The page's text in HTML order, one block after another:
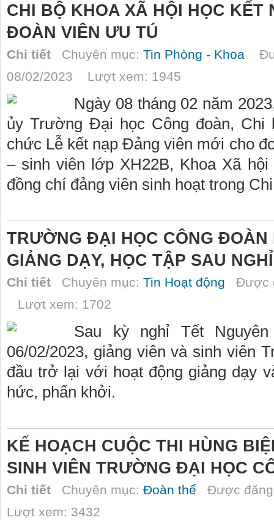
CHI BỘ KHOA XÃ HỘI HỌC KẾT
ĐOÀN VIÊN ƯU TÚ
Chi tiết Chuyên mục: Tin Phòng - Khoa
08/02/2023 Lượt xem: 1945
Ngày 08 tháng 02 năm
ủy Trường Đại học Công đoàn, Chi
chức Lễ kết nạp Đảng viên mới cho
– sinh viên lớp XH22B, Khoa Xã
đồng chí đảng viên sinh hoạt trong
TRƯỜNG ĐẠI HỌC CÔNG ĐOÀN
GIẢNG DẠY, HỌC TẬP SAU
Chi tiết Chuyên mục: Tin Hoạt động Được
Lượt xem: 1702
Sau kỳ nghỉ Tết
06/02/2023, giảng viên và sinh viên
đầu trở lại với hoạt động giảng dạy
hức, phấn khởi.
KẾ HOẠCH CUỘC THI HÙNG
SINH VIÊN TRƯỜNG ĐẠI HỌC
Chi tiết Chuyên mục: Đoàn thể Được
Lượt xem: 3432